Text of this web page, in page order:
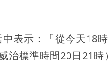
表示：「從今天18
標準時間20日21時